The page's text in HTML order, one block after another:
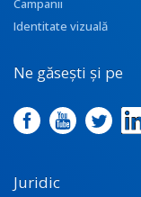
Campanii
Identitate vizuală
Ne găsești și pe
Juridic